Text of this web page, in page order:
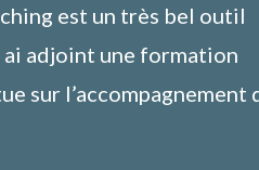
est un très bel outil
ai adjoint une formation
sur l’accompagnement